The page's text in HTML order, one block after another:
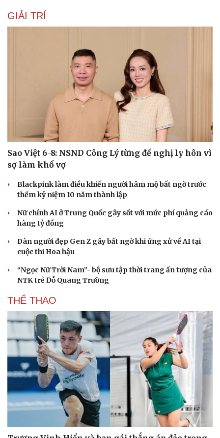
Tư vấn
Săn Tour
Podcast
Câu chuyện thời sự
Đọc truyện đêm khuya
Cửa sổ tình yêu
Kể chuyện cho bé
Hạt giống tâm hồn
GIẢI TRÍ
Sao Việt 6-8: NSND Công Lý từng đề nghị ly hôn vì
sợ làm khổ vợ
Blackpink làm điều khiến người hâm mộ bất ngờ trước
thềm kỷ niệm 10 năm thành lập
Nữ chính AI ở Trung Quốc gây sốt với mức phí quảng cáo
hàng tỷ đồng
Dàn người đẹp Gen Z gây bất ngờ khi ứng xử về AI tại
cuộc thi Hoa hậu
“Ngọc Nữ Trời Nam”- bộ sưu tập thời trang ấn tượng của
NTK trẻ Đỗ Quang Trường
THỂ THAO